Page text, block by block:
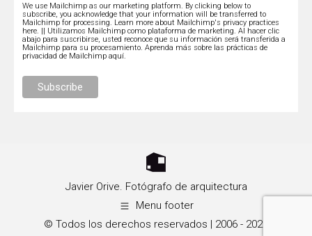
We use Mailchimp as our marketing platform. By clicking below to
subscribe, you acknowledge that your information will be transferred to
Mailchimp for processing. Learn more about Mailchimp's privacy practices
here. || Utilizamos Mailchimp como plataforma de marketing. Al hacer clic
abajo para suscribirse, usted reconoce que su información será transferida a
Mailchimp para su procesamiento.Aprenda más sobre las prácticas de
privacidad de Mailchimp aquí.
Javier Orive. Fotógrafo de arquitectura
Menu footer
© Todos los derechos reservados | 2006 - 2026